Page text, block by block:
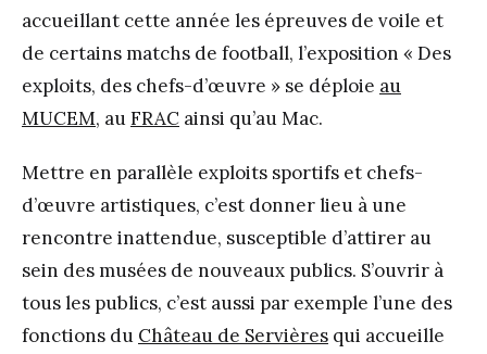
accueillant cette année les épreuves de voile et
de certains matchs de football, l’exposition « Des
exploits, des chefs-d’œuvre » se déploie au
MUCEM, auFRAC ainsi qu’au Mac.
Mettre en parallèle exploits sportifs et chefs-
d’œuvre artistiques, c’est donner lieu à une
rencontre inattendue, susceptible d’attirer au
sein des musées de nouveaux publics. S’ouvrir à
tous les publics, c’est aussi par exemple l’une des
fonctions du Château de Servières qui accueille